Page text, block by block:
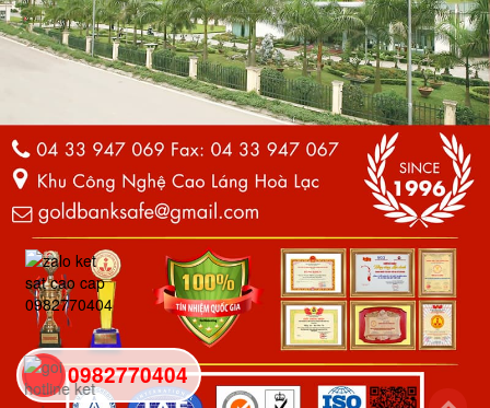
0982770404